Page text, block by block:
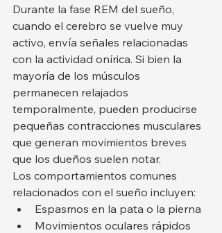
Durante la fase REM del sueño,
cuando el cerebro se vuelve muy
activo, envía señales relacionadas
con la actividad onírica. Si bien la
mayoría de los músculos
permanecen relajados
temporalmente, pueden producirse
pequeñas contracciones musculares
que generan movimientos breves
que los dueños suelen notar.
Los comportamientos comunes
relacionados con el sueño incluyen:
Espasmos en la pata o la pierna
Movimientos oculares rápidos